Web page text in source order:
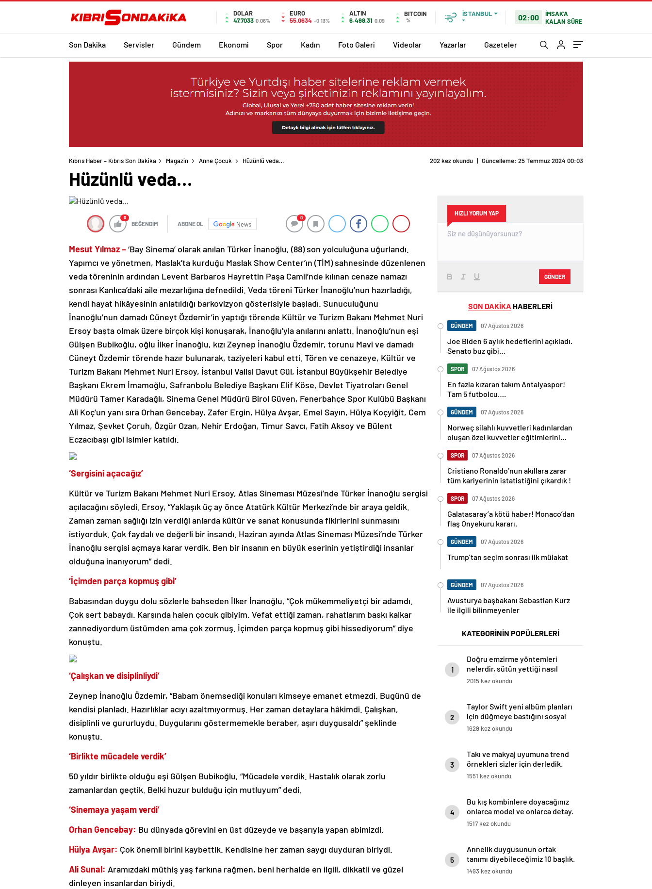
DOLAR
47,7033 0.06%
EURO
55,0634 -0.13%
ALTIN
6.498,31 0,09
BITCOIN
%
İSTANBUL
°
02:00
İMSAK'A
KALAN SÜRE
Son Dakika Servisler Gündem Ekonomi Spor Kadın Foto Galeri Videolar Yazarlar Gazeteler
Kıbrıs Haber – Kıbrıs Son Dakika Magazin Anne Çocuk Hüzünlü veda… 202 kez okundu | Güncelleme: 25 Temmuz 2024 00:03
Hüzünlü veda…
0
BEĞENDİM ABONE OL News
0
Mesut Yılmaz – ‘Bay Sinema’ olarak anılan Türker İnanoğlu, (88) son yolculuğuna uğurlandı.
Yapımcı ve yönetmen, Maslak’ta kurduğu Maslak Show Center’ın (TİM) sahnesinde düzenlenen
veda töreninin ardından Levent Barbaros Hayrettin Paşa Camii’nde kılınan cenaze namazı
sonrası Kanlıca’daki aile mezarlığına defnedildi. Veda töreni Türker İnanoğlu’nun hazırladığı,
kendi hayat hikâyesinin anlatıldığı barkovizyon gösterisiyle başladı. Sunuculuğunu
İnanoğlu’nun damadı Cüneyt Özdemir’in yaptığı törende Kültür ve Turizm Bakanı Mehmet Nuri
Ersoy başta olmak üzere birçok kişi konuşarak, İnanoğlu’yla anılarını anlattı. İnanoğlu’nun eşi
Gülşen Bubikoğlu, oğlu İlker İnanoğlu, kızı Zeynep İnanoğlu Özdemir, torunu Mavi ve damadı
Cüneyt Özdemir törende hazır bulunarak, taziyeleri kabul etti. Tören ve cenazeye, Kültür ve
Turizm Bakanı Mehmet Nuri Ersoy, İstanbul Valisi Davut Gül, İstanbul Büyükşehir Belediye
Başkanı Ekrem İmamoğlu, Safranbolu Belediye Başkanı Elif Köse, Devlet Tiyatroları Genel
Müdürü Tamer Karadağlı, Sinema Genel Müdürü Birol Güven, Fenerbahçe Spor Kulübü Başkanı
Ali Koç’un yanı sıra Orhan Gencebay, Zafer Ergin, Hülya Avşar, Emel Sayın, Hülya Koçyiğit, Cem
Yılmaz, Şevket Çoruh, Özgür Ozan, Nehir Erdoğan, Timur Savcı, Fatih Aksoy ve Bülent
Eczacıbaşı gibi isimler katıldı.
‘Sergisini açacağız’
Kültür ve Turizm Bakanı Mehmet Nuri Ersoy, Atlas Sineması Müzesi’nde Türker İnanoğlu sergisi
açılacağını söyledi. Ersoy, “Yaklaşık üç ay önce Atatürk Kültür Merkezi’nde bir araya geldik.
Zaman zaman sağlığı izin verdiği anlarda kültür ve sanat konusunda fikirlerini sunmasını
istiyorduk. Çok faydalı ve değerli bir insandı. Haziran ayında Atlas Sineması Müzesi’nde Türker
İnanoğlu sergisi açmaya karar verdik. Ben bir insanın en büyük eserinin yetiştirdiği insanlar
olduğuna inanıyorum” dedi.
‘İçimden parça kopmuş gibi’
Babasından duygu dolu sözlerle bahseden İlker İnanoğlu, “Çok mükemmeliyetçi bir adamdı.
Çok sert babaydı. Karşında halen çocuk gibiyim. Vefat ettiği zaman, rahatlarım baskı kalkar
zannediyordum üstümden ama çok zormuş. İçimden parça kopmuş gibi hissediyorum” diye
konuştu.
‘Çalışkan ve disiplinliydi’
Zeynep İnanoğlu Özdemir, “Babam önemsediği konuları kimseye emanet etmezdi. Bugünü de
kendisi planladı. Hazırlıklar acıyı azaltmıyormuş. Her zaman detaylara hâkimdi. Çalışkan,
disiplinli ve gururluydu. Duygularını göstermemekle beraber, aşırı duygusaldı” şeklinde
konuştu.
‘Birlikte mücadele verdik’
50 yıldır birlikte olduğu eşi Gülşen Bubikoğlu, “Mücadele verdik. Hastalık olarak zorlu
zamanlardan geçtik. Belki huzur bulduğu için mutluyum” dedi.
‘Sinemaya yaşam verdi’
Orhan Gencebay: Bu dünyada görevini en üst düzeyde ve başarıyla yapan abimizdi.
Hülya Avşar: Çok önemli birini kaybettik. Kendisine her zaman saygı duyduran biriydi.
Ali Sunal: Aramızdaki müthiş yaş farkına rağmen, beni herhalde en ilgili, dikkatli ve güzel
dinleyen insanlardan biriydi.
HIZLI YORUM YAP
GÖNDER
SON DAKİKA HABERLERİ
GÜNDEM 07 Ağustos 2026
Joe Biden 6 aylık hedeflerini açıkladı.
Senato buz gibi…
SPOR 07 Ağustos 2026
En fazla kızaran takım Antalyaspor!
Tam 5 futbolcu….
GÜNDEM 07 Ağustos 2026
Norweç silahlı kuvvetleri kadınlardan
oluşan özel kuvvetler eğitimlerini
SPOR 07 Ağustos 2026
Cristiano Ronaldo’nun akıllara zarar
tüm kariyerinin istatistiğini çıkardık !
SPOR 07 Ağustos 2026
Galatasaray’a kötü haber! Monaco’dan
flaş Onyekuru kararı.
GÜNDEM 07 Ağustos 2026
Trump’tan seçim sonrası ilk mülakat
GÜNDEM 07 Ağustos 2026
Avusturya başbakanı Sebastian Kurz
ile ilgili bilinmeyenler
KATEGORİNİN POPÜLERLERİ
1
Doğru emzirme yöntemleri
nelerdir, sütün yettiği nasıl
anlaşılır?
2015 kez okundu
2
Taylor Swift yeni albüm planları
için düğmeye bastığını sosyal
medyadan duyurdu!
1629 kez okundu
3
Takı ve makyaj uyumuna trend
örnekleri sizler için derledik.
1551 kez okundu
4
Bu kış kombinlere doyacağınız
onlarca model ve onlarca detay.
1517 kez okundu
5
Annelik duygusunun ortak
tanımı diyebileceğimiz 10 başlık.
1493 kez okundu